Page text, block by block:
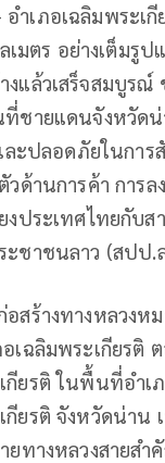
เภอเฉลิมพระเกี
เมตร อย่างเต็มรู
งแล้วเสร็จสมบูรณ์
ที่ชายแดนจังหวัด
ละปลอดภัยในกา
วด้านการค้า การ
งประเทศไทยกับส
ชาชนลาว (สปป.
อสร้างทางหลวงห
เฉลิมพระเกียรติ
กียรติ ในพื้นที่อำเ
กียรติ จังหวัดน่าน
ยทางหลวงสายส